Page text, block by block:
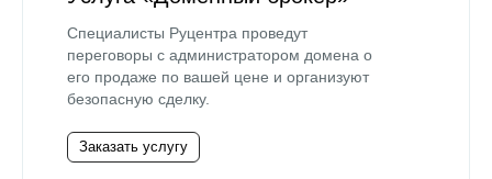
Специалисты Руцентра проведут
переговоры с администратором домена о
его продаже по вашей цене и организуют
безопасную сделку.
Заказать услугу